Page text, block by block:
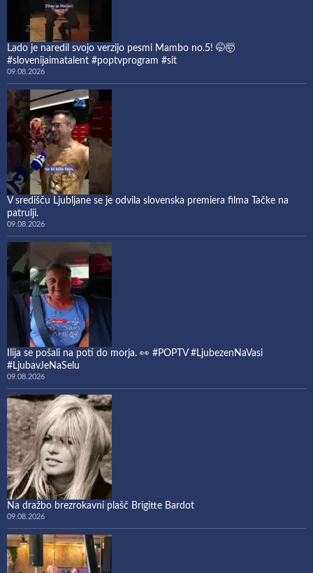
Lado je naredil svojo verzijo pesmi Mambo no.5! 🤭🤯
#slovenijaimatalent #poptvprogram #sit
09.08.2026
V središču Ljubljane se je odvila slovenska premiera filma Tačke na
patrulji.
09.08.2026
Ilija se pošali na poti do morja. 👀 #POPTV #LjubezenNaVasi
#LjubavJeNaSelu
09.08.2026
Na dražbo brezrokavni plašč Brigitte Bardot
09.08.2026